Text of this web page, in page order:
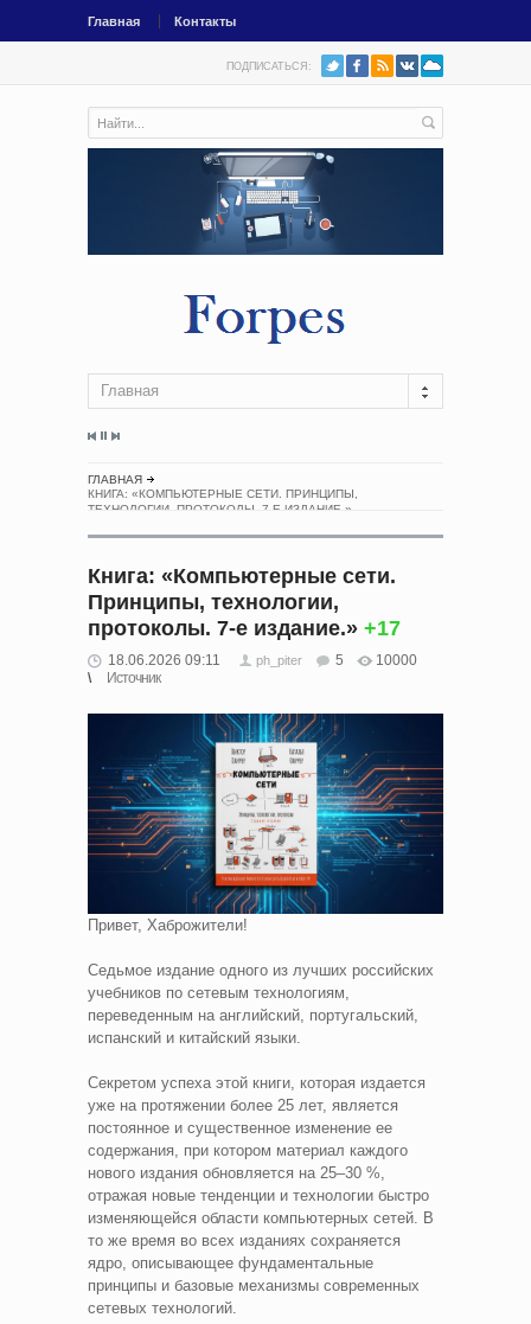
Главная Контакты
ПОДПИСАТЬСЯ:
Главная
ГЛАВНАЯ
КНИГА: «КОМПЬЮТЕРНЫЕ СЕТИ. ПРИНЦИПЫ,
ТЕХНОЛОГИИ, ПРОТОКОЛЫ. 7-Е ИЗДАНИЕ.»
Книга: «Компьютерные сети.
Принципы, технологии,
протоколы. 7-е издание.» +17
18.06.2026 09:11 ph_piter 5
10000
Источник
Привет, Хаброжители!
Седьмое издание одного из лучших российских
учебников по сетевым технологиям,
переведенным на английский, португальский,
испанский и китайский языки.
Секретом успеха этой книги, которая издается
уже на протяжении более 25 лет, является
постоянное и существенное изменение ее
содержания, при котором материал каждого
нового издания обновляется на 25–30 %,
отражая новые тенденции и технологии быстро
изменяющейся области компьютерных сетей. В
то же время во всех изданиях сохраняется
ядро, описывающее фундаментальные
принципы и базовые механизмы современных
сетевых технологий.